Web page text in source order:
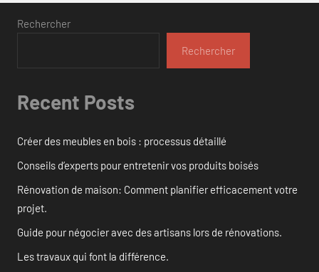
Rechercher
Rechercher
Recent Posts
Créer des meubles en bois : processus détaillé
Conseils d’experts pour entretenir vos produits boisés
Rénovation de maison: Comment planifier efficacement votre
projet.
Guide pour négocier avec des artisans lors de rénovations.
Les travaux qui font la différence.